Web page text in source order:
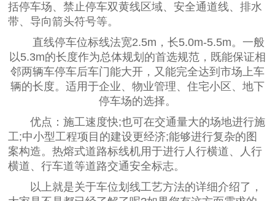
括停车场、禁止停车双黄线区域、安全通道线、排水
带、导向箭头符号等。
直线停车位标线法宽2.5m，长5.0m-5.5m。一般
以5.3m的长度作为总体规划的首选规范，既能保证相
邻两辆车停车后车门能大开，又能完全达到市场上车
辆的长度。适用于企业、物业管理、住宅小区、地下
停车场的选择。
优点：施工速度快;也可在交通量大的场地进行施
工;中小型工程项目的建设更经济;能够进行复杂的图
案构造。热熔式道路标线机用于进行人行横道、人行
横道、行车道等道路交通安全标志。
以上就是关于车位划线工艺方法的详细介绍了，